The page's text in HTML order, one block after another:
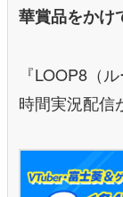
華賞品をかけ
『LOOP8（
時間実況配信